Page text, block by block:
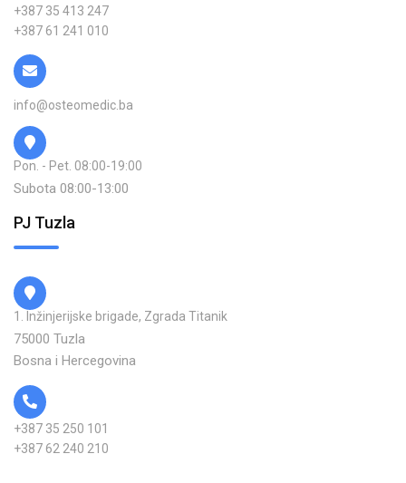
+387 35 413 247
+387 61 241 010
info@osteomedic.ba
Pon. - Pet. 08:00-19:00
Subota 08:00-13:00
PJ Tuzla
1. Inžinjerijske brigade, Zgrada Titanik
75000 Tuzla
Bosna i Hercegovina
+387 35 250 101
+387 62 240 210